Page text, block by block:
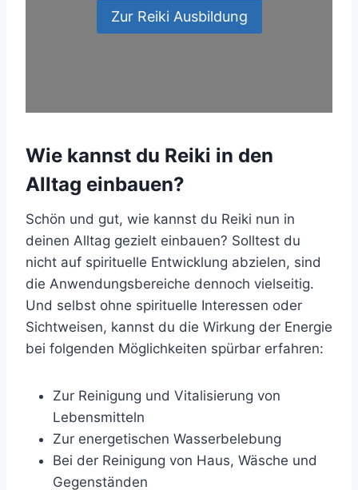
Zur Reiki Ausbildung
Wie kannst du Reiki in den
Alltag einbauen?
Schön und gut, wie kannst du Reiki nun in
deinen Alltag gezielt einbauen? Solltest du
nicht auf spirituelle Entwicklung abzielen, sind
die Anwendungsbereiche dennoch vielseitig.
Und selbst ohne spirituelle Interessen oder
Sichtweisen, kannst du die Wirkung der Energie
bei folgenden Möglichkeiten spürbar erfahren:
Zur Reinigung und Vitalisierung von
Lebensmitteln
Zur energetischen Wasserbelebung
Bei der Reinigung von Haus, Wäsche und
Gegenständen